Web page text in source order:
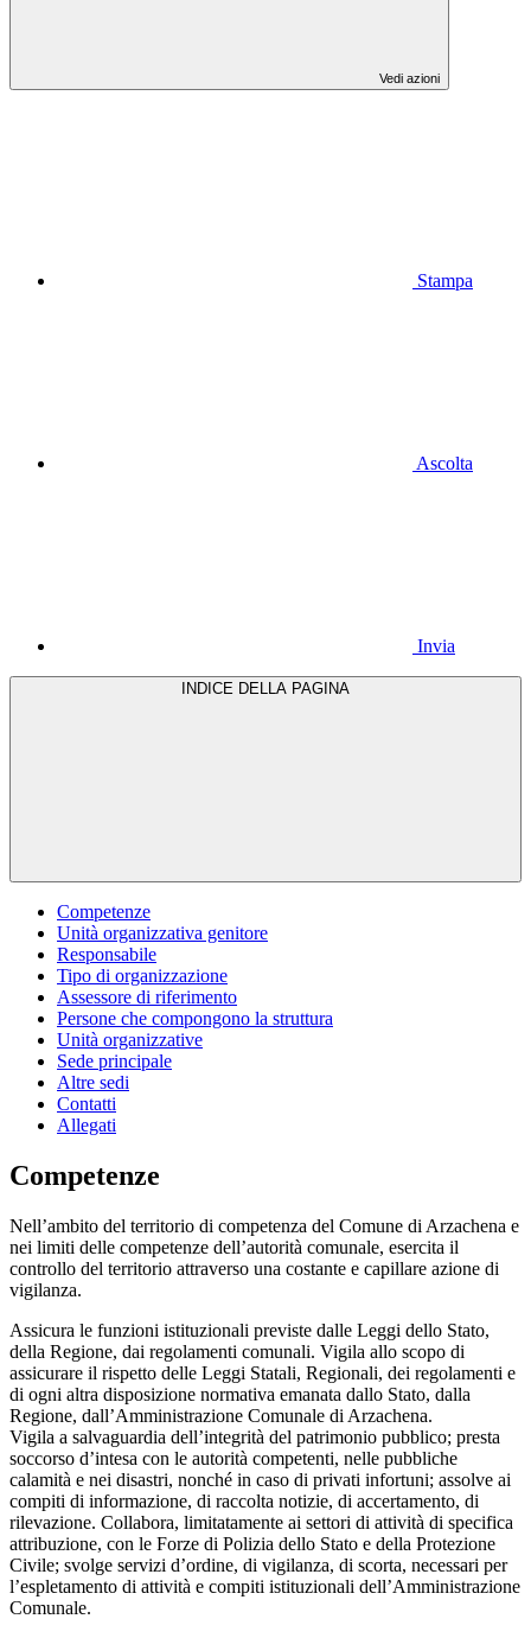
Vedi azioni
Stampa
Ascolta
Invia
Competenze
Unità organizzativa genitore
Responsabile
Tipo di organizzazione
Assessore di riferimento
Persone che compongono la struttura
Unità organizzative
Sede principale
Altre sedi
Contatti
Allegati
Competenze
Nell’ambito del territorio di competenza del Comune di Arzachena e
nei limiti delle competenze dell’autorità comunale, esercita il
controllo del territorio attraverso una costante e capillare azione di
vigilanza.
Assicura le funzioni istituzionali previste dalle Leggi dello Stato,
della Regione, dai regolamenti comunali. Vigila allo scopo di
assicurare il rispetto delle Leggi Statali, Regionali, dei regolamenti e
di ogni altra disposizione normativa emanata dallo Stato, dalla
Regione, dall’Amministrazione Comunale di Arzachena.
Vigila a salvaguardia dell’integrità del patrimonio pubblico; presta
soccorso d’intesa con le autorità competenti, nelle pubbliche
calamità e nei disastri, nonché in caso di privati infortuni; assolve ai
compiti di informazione, di raccolta notizie, di accertamento, di
rilevazione. Collabora, limitatamente ai settori di attività di specifica
attribuzione, con le Forze di Polizia dello Stato e della Protezione
Civile; svolge servizi d’ordine, di vigilanza, di scorta, necessari per
l’espletamento di attività e compiti istituzionali dell’Amministrazione
Comunale.